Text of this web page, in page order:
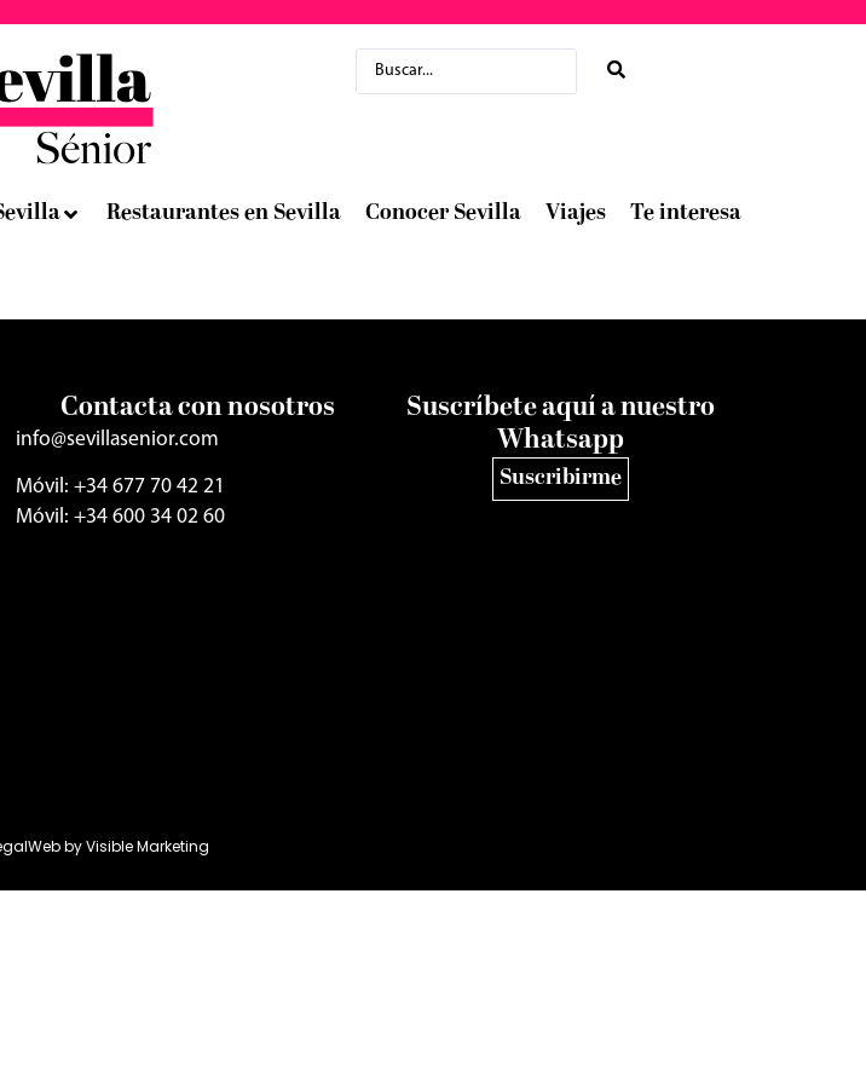
Restaurantes en Sevilla Conocer Sevilla Viajes Te interesa
Contacta con nosotros
info@sevillasenior.com
Móvil: +34 677 70 42 21
Móvil: +34 600 34 02 60
Suscríbete aquí a nuestro
Whatsapp
Suscribirme
Web byVisible Marketing